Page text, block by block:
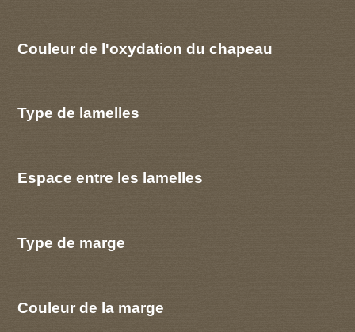
Couleur de l'oxydation du chapeau
Type de lamelles
Espace entre les lamelles
Type de marge
Couleur de la marge